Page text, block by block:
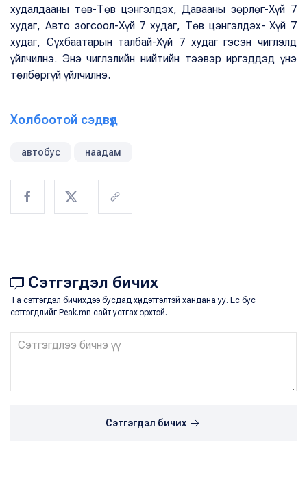
худалдааны төв-Төв цэнгэлдэх, Давааны зөрлөг-Хүй 7
худаг, Авто зогсоол-Хүй 7 худаг, Төв цэнгэлдэх- Хүй 7
худаг, Сүхбаатарын талбай-Хүй 7 худаг гэсэн чиглэлд
үйлчилнэ. Энэ чиглэлийн нийтийн тээвэр иргэддэд үнэ
төлбөргүй үйлчилнэ.
Холбоотой сэдвүүд
автобус наадам
Сэтгэгдэл бичих
Та сэтгэгдэл бичихдээ бусдад хүндэтгэлтэй хандана уу. Ёс бус
сэтгэгдлийг Peak.mn сайт устгах эрхтэй.
Сэтгэгдэл бичих